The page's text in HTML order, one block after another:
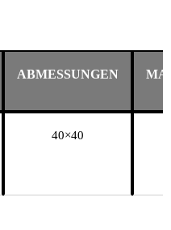
ABMESSUNGEN
40×40